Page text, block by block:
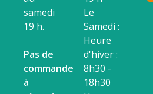
samedi
19 h.
Pas de
commande
à
Le
Samedi :
Heure
d'hiver :
8h30 -
18h30